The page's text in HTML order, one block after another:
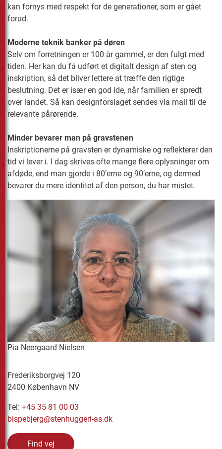
kan fornys med respekt for de generationer, som er gået
forud.
Moderne teknik banker på døren
Selv om forretningen er 100 år gammel, er den fulgt med
tiden. Her kan du få udført et digitalt design af sten og
inskription, så det bliver lettere at træffe den rigtige
beslutning. Det er især en god ide, når familien er spredt
over landet. Så kan designforslaget sendes via mail til de
relevante pårørende.
Minder bevarer man på gravstenen
Inskriptionerne på gravsten er dynamiske og reflekterer den
tid vi lever i. I dag skrives ofte mange flere oplysninger om
afdøde, end man gjorde i 80’erne og 90’erne, og dermed
bevarer du mere identitet af den person, du har mistet.
Pia Neergaard Nielsen
Frederiksborgvej 120
2400 København NV
Tel: +45 35 81 00 03
bispebjerg@stenhuggeri-as.dk
Find vej